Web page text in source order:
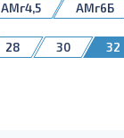
АМг4,5 АМг6Б
28 30 32